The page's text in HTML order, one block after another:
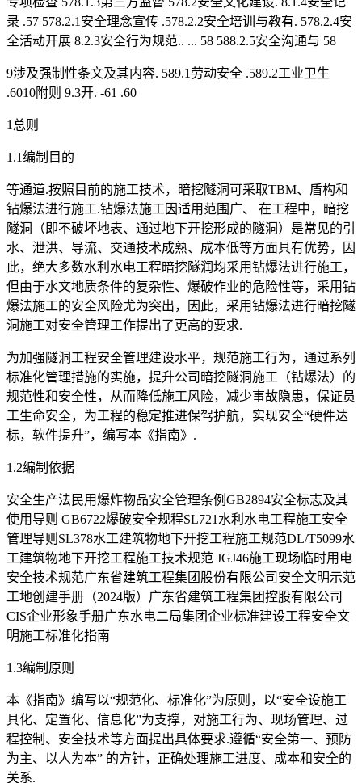
录 .57 578.2.1安全理念宣传 .578.2.2安全培训与教有. 578.2.4安
全活动开展 8.2.3安全行为规范.. ... 58 588.2.5安全沟通与 58
9涉及强制性条文及其内容. 589.1劳动安全 .589.2工业卫生
.6010附则 9.3开. -61 .60
1总则
1.1编制目的
等通道.按照目前的施工技术，暗挖隧洞可采取TBM、盾构和
钻爆法进行施工.钻爆法施工因适用范围广、 在工程中，暗挖
隧洞（即不破坏地表、通过地下开挖形成的隧洞）是常见的引
水、泄洪、导流、交通技术成熟、成本低等方面具有优势，因
此，绝大多数水利水电工程暗挖隧润均采用钻爆法进行施工，
但由于水文地质条件的复杂性、爆破作业的危险性等，采用钻
爆法施工的安全风险尤为突出，因此，采用钻爆法进行暗挖隧
洞施工对安全管理工作提出了更高的要求.
为加强隧洞工程安全管理建设水平，规范施工行为，通过系列
标准化管理措施的实施，提升公司暗挖隧洞施工（钻爆法）的
规范性和安全性，从而降低施工风险，减少事故隐患，保证员
工生命安全，为工程的稳定推进保驾护航，实现安全“硬件达
标，软件提升”，编写本《指南》.
1.2编制依据
安全生产法民用爆炸物品安全管理条例GB2894安全标志及其
使用导则 GB6722爆破安全规程SL721水利水电工程施工安全
管理导则SL378水工建筑物地下开挖工程施工规范DL/T5099水
工建筑物地下开挖工程施工技术规范 JGJ46施工现场临时用电
安全技术规范广东省建筑工程集团股份有限公司安全文明示范
工地创建手册（2024版）广东省建筑工程集团控股有限公司
CIS企业形象手册广东水电二局集团企业标准建设工程安全文
明施工标准化指南
1.3编制原则
本《指南》编写以“规范化、标准化”为原则，以“安全设施工
具化、定置化、信息化”为支撑，对施工行为、现场管理、过
程控制、安全技术等方面提出具体要求.遵循“安全第一、预防
为主、以人为本” 的方针，正确处理施工进度、成本和安全的
关系.